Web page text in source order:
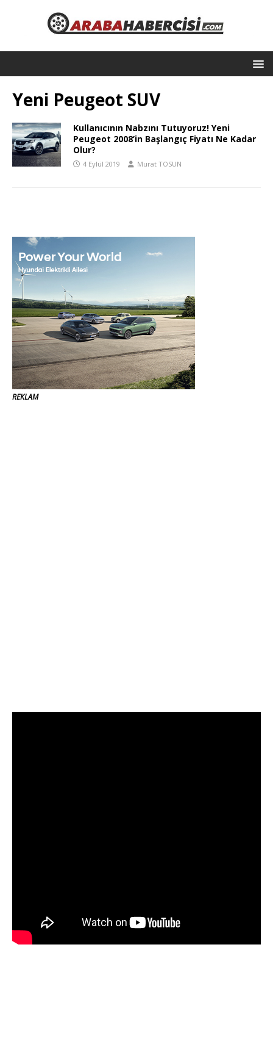
Yeni Peugeot SUV
Kullanıcının Nabzını Tutuyoruz! Yeni
Peugeot 2008’in Başlangıç Fiyatı Ne Kadar
Olur?
4 Eylül 2019 Murat TOSUN
REKLAM